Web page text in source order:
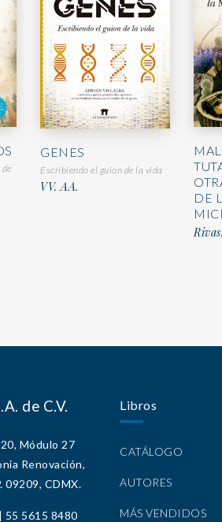
GENES
Escribiendo el guion de la vida
VV. AA.
DE
de C.V.
Módulo 27
Renovación,
09209, CDMX.
55 5615 8480
Libros
CATÁLOGO
AUTORES
MÁS VENDIDOS